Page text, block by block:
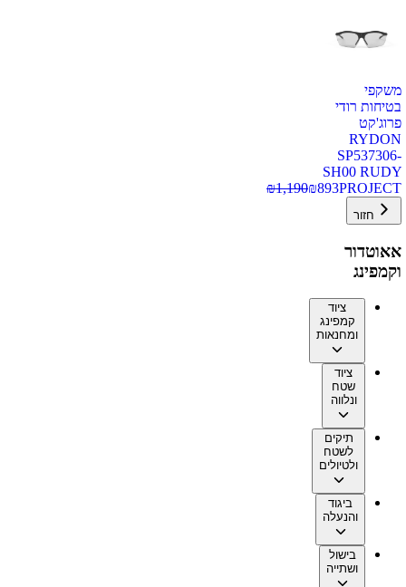
משקפי
בטיחות רודי
פרוג'קט
RYDON
SP537306-
SH00 RUDY
PROJECT
₪893
₪1,190
חזור
אאוטדור
וקמפינג
ציוד
קמפינג
ומחנאות
ציוד
שטח
ונלווה
תיקים
לשטח
ולטיולים
ביגוד
והנעלה
בישול
ושתייה